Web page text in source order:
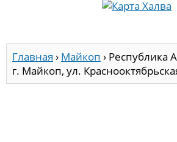
Главная › Майкоп › Республика
г. Майкоп, ул.